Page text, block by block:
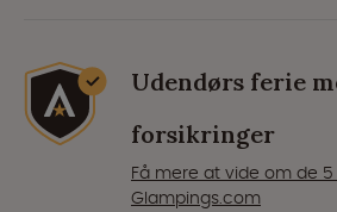
Udendørs ferie
forsikringer
Få mere at vide om de
Glampings.com